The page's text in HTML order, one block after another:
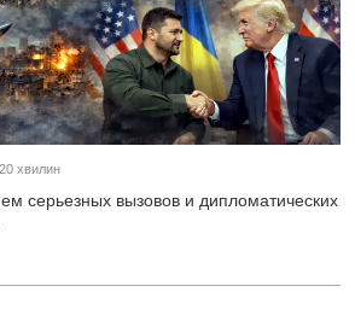
хвилин
серьезных вызовов и дипломатических